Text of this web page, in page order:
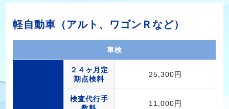
軽自動車（アルト、ワゴンＲなど）
車検
２４ヶ月定
期点検料
25,300円
検査代行手
11,000円